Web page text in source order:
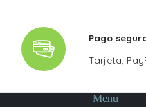
Pago
Tarjeta,
Menu